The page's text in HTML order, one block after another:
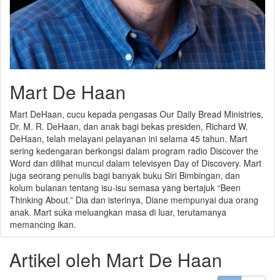
Mart De Haan
Mart DeHaan, cucu kepada pengasas Our Daily Bread Ministries,
Dr. M. R. DeHaan, dan anak bagi bekas presiden, Richard W.
DeHaan, telah melayani pelayanan ini selama 45 tahun. Mart
sering kedengaran berkongsi dalam program radio Discover the
Word dan dilihat muncul dalam televisyen Day of Discovery. Mart
juga seorang penulis bagi banyak buku Siri Bimbingan, dan
kolum bulanan tentang isu-isu semasa yang bertajuk “Been
Thinking About.” Dia dan isterinya, Diane mempunyai dua orang
anak. Mart suka meluangkan masa di luar, terutamanya
memancing ikan.
Artikel oleh Mart De Haan